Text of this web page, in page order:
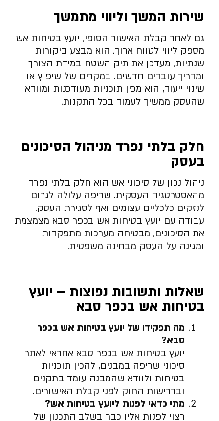
שירות המשך וליווי מתמשך
גם לאחר קבלת האישור הסופי, יועץ בטיחות אש
מספק ליווי לטווח ארוך. הוא מבצע ביקורות
שנתיות, מעדכן את תיק השטח במידת הצורך
ומדריך עובדים חדשים. במקרים של שיפוץ או
שינוי ייעוד, הוא מכין תוכניות מעודכנות ומוודא
שהעסק ממשיך לעמוד בכל התקנות.
חלק בלתי נפרד מניהול הסיכונים
בעסק
ניהול נכון של סיכוני אש הוא חלק בלתי נפרד
מהאסטרטגיה העסקית. שריפה עלולה לגרום
לנזקים כלכליים עצומים ואף לסגירת העסק.
עבודה עם יועץ בטיחות אש בכפר סבא מצמצמת
את הסיכונים, מבטיחה מערכות מתפקדות
ומגינה על העסק מבחינה משפטית.
שאלות ותשובות נפוצות – יועץ
בטיחות אש בכפר סבא
מה תפקידו של יועץ בטיחות אש בכפר
סבא?
יועץ בטיחות אש בכפר סבא אחראי לאתר
סיכוני שריפה במבנים, להכין תוכניות
בטיחות ולוודא שהמבנה עומד בתקנים
ובדרישות החוק לפני קבלת האישורים.
מתי כדאי לפנות ליועץ בטיחות אש?
רצוי לפנות אליו כבר בשלב התכנון של